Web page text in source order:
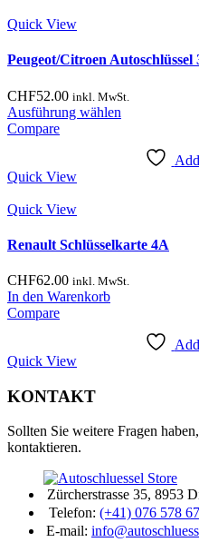
Quick View
Peugeot/Citroen Autoschlüssel
CHF52.00 inkl. MwSt.
Ausführung wählen
mehrere
können
der
Compare
Quick View
Quick View
Renault Schlüsselkarte 4A
CHF62.00 inkl. MwSt.
In den Warenkorb
Compare
Quick View
KONTAKT
Sollten Sie weitere Fragen
kontaktieren.
Zürcherstrasse 35, 8953
Telefon: (+41) 076 578
E-mail: